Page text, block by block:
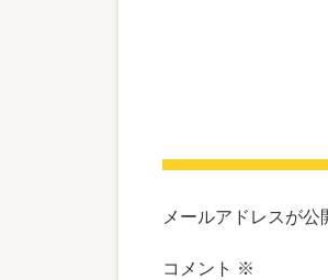
メールアドレスが公
コメント ※